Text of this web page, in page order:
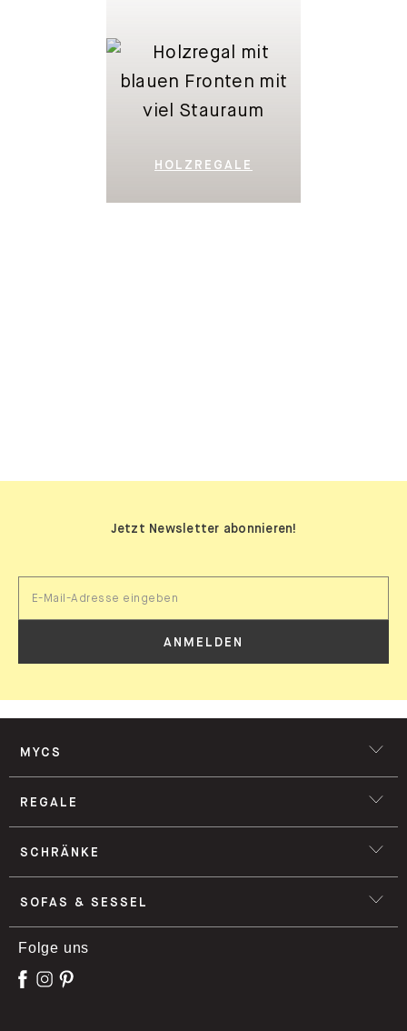
HOLZREGALE
Jetzt Newsletter abonnieren!
ANMELDEN
MYCS
REGALE
SCHRÄNKE
SOFAS & SESSEL
Folge uns